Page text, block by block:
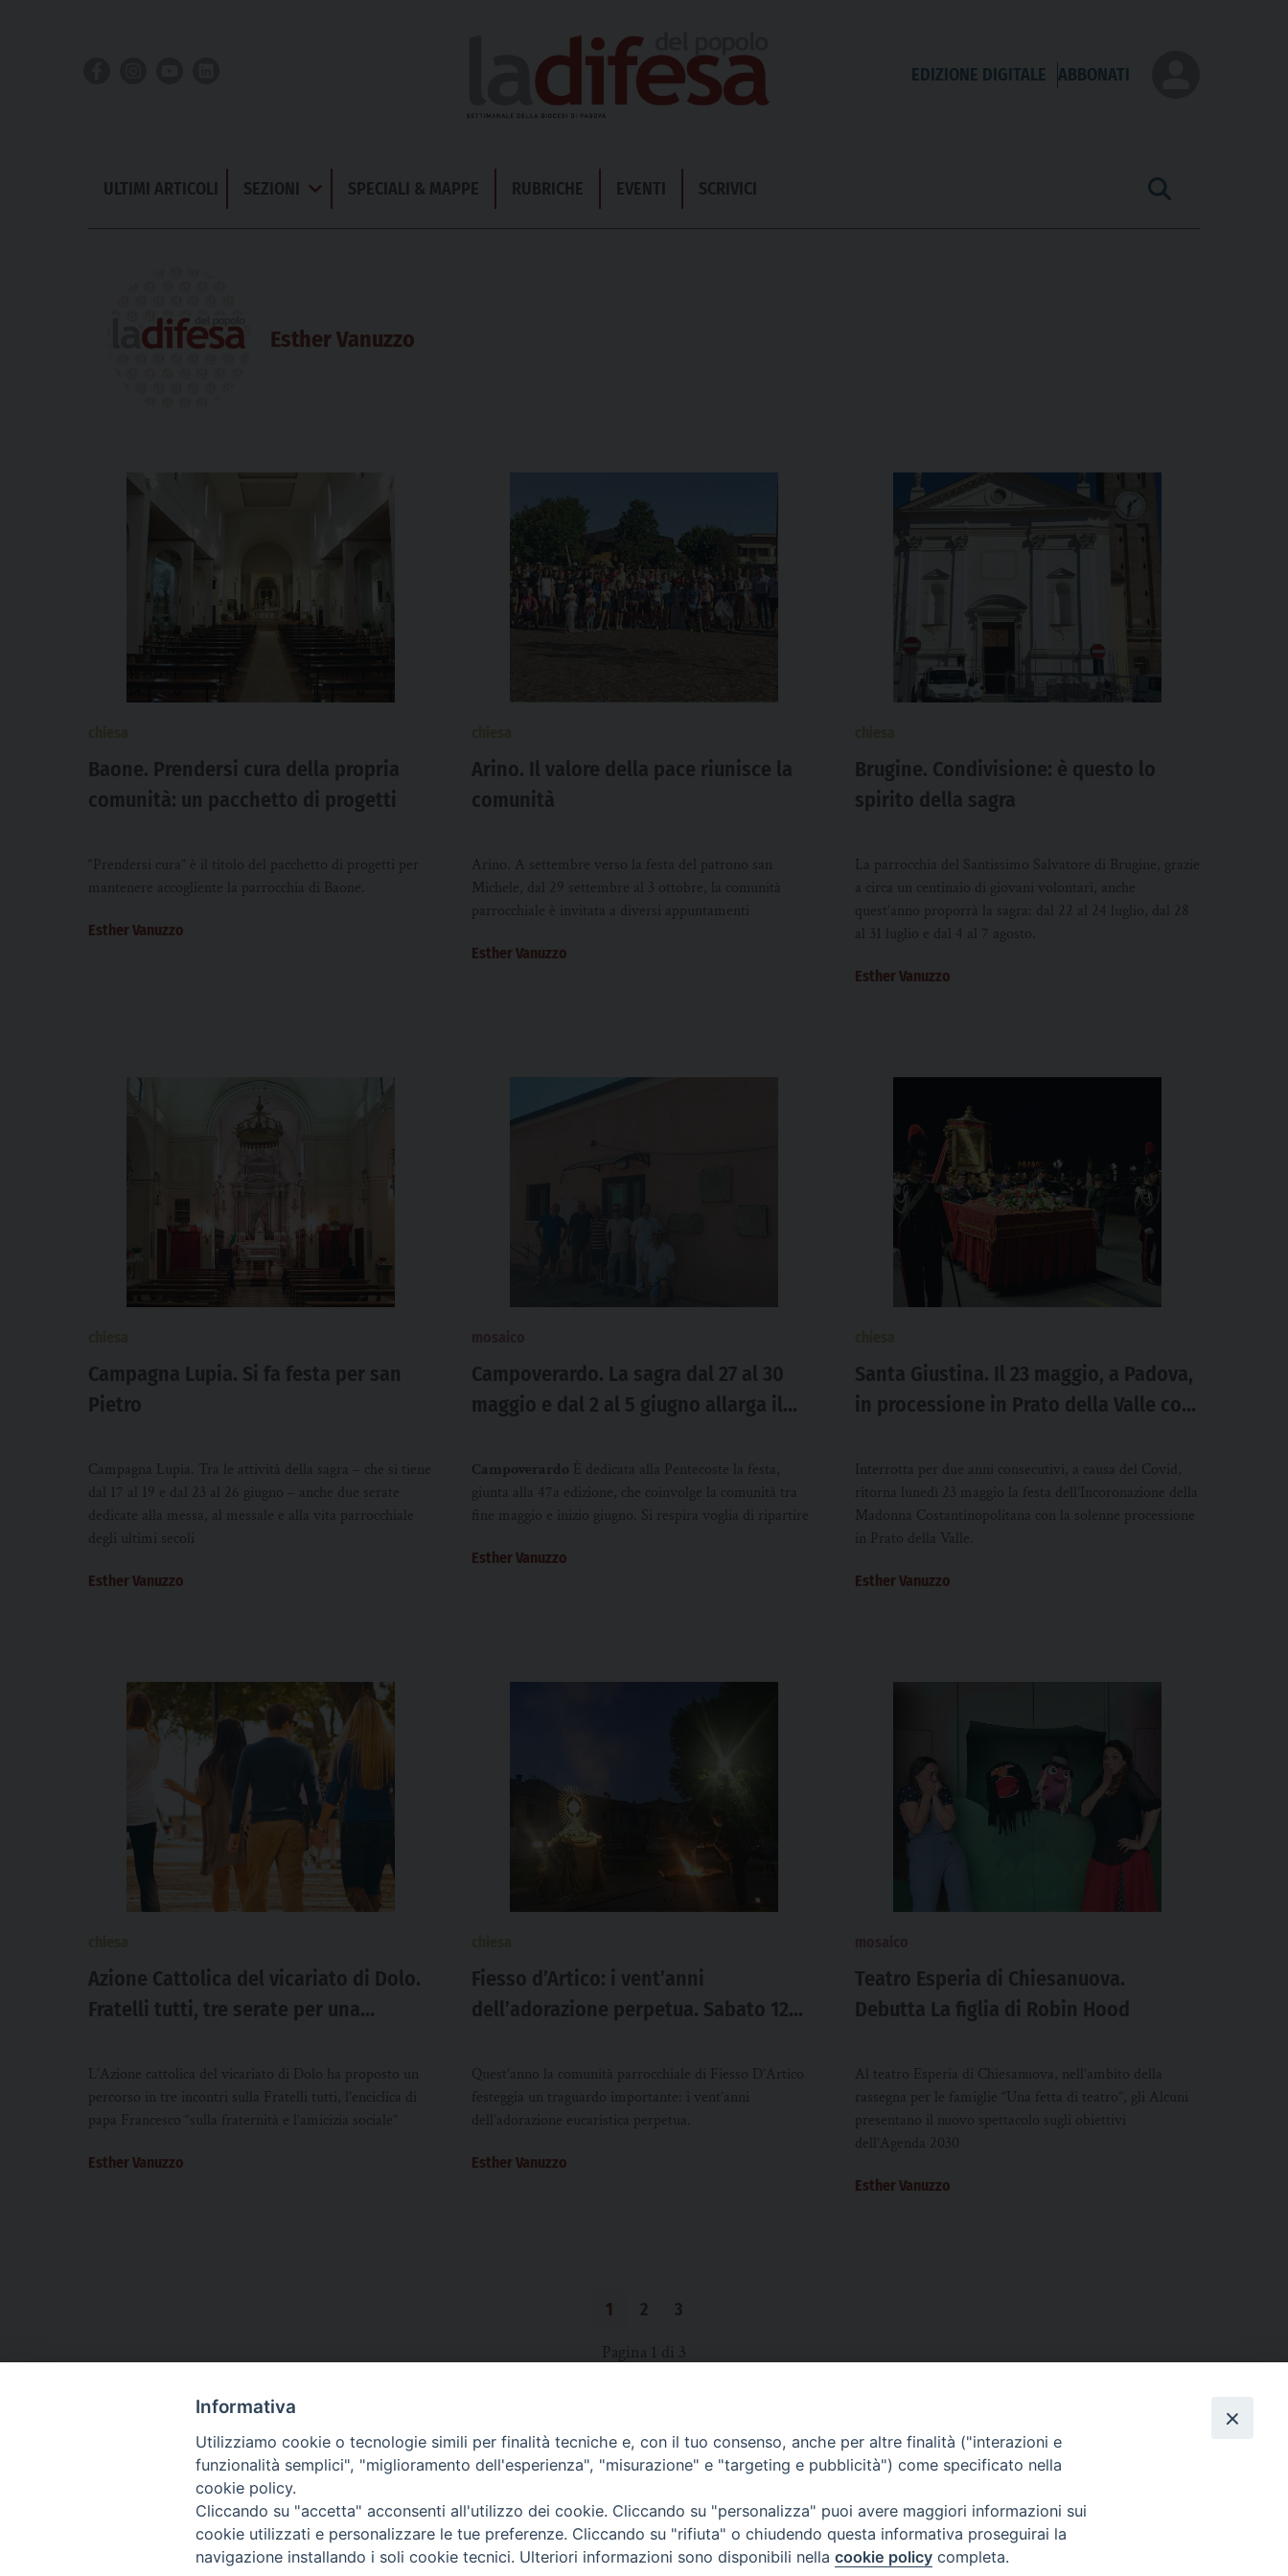
EDIZIONE DIGITALE ABBONATI
ULTIMI ARTICOLI SEZIONI
Apri
Menu
SPECIALI & MAPPE RUBRICHE EVENTI SCRIVICI
Esther Vanuzzo
Baone. Prendersi cura della propria
comunità: un pacchetto di progetti
“Prendersi cura” è il titolo del pacchetto di progetti per
mantenere accogliente la parrocchia di Baone.
Esther Vanuzzo
Arino. Il valore della pace riunisce la
comunità
Arino. A settembre verso la festa del patrono san
Michele, dal 29 settembre al 3 ottobre, la comunità
parrocchiale è invitata a diversi appuntamenti
Esther Vanuzzo
Brugine. Condivisione: è questo lo
spirito della sagra
La parrocchia del Santissimo Salvatore di Brugine, grazie
a circa un centinaio di giovani volontari, anche
quest’anno proporrà la sagra: dal 22 al 24 luglio, dal 28
al 31 luglio e dal 4 al 7 agosto.
Esther Vanuzzo
Campagna Lupia. Si fa festa per san
Pietro
Campagna Lupia. Tra le attività della sagra – che si tiene
dal 17 al 19 e dal 23 al 26 giugno – anche due serate
dedicate alla messa, al messale e alla vita parrocchiale
degli ultimi secoli
Esther Vanuzzo
Campoverardo. La sagra dal 27 al 30
maggio e dal 2 al 5 giugno allarga il
Campoverardo È dedicata alla Pentecoste la festa,
giunta alla 47a edizione, che coinvolge la comunità tra
fine maggio e inizio giugno. Si respira voglia di ripartire
Esther Vanuzzo
Santa Giustina. Il 23 maggio, a Padova,
in processione in Prato della Valle con
patavini
Interrotta per due anni consecutivi, a causa del Covid,
ritorna lunedì 23 maggio la festa dell’Incoronazione della
Madonna Costantinopolitana con la solenne processione
in Prato della Valle.
Esther Vanuzzo
Azione Cattolica del vicariato di Dolo.
Fratelli tutti, tre serate per una
L’Azione cattolica del vicariato di Dolo ha proposto un
percorso in tre incontri sulla Fratelli tutti, l’enciclica di
papa Francesco “sulla fraternità e l’amicizia sociale”
Esther Vanuzzo
Fiesso d’Artico: i vent’anni
dell’adorazione perpetua. Sabato 12
Quest’anno la comunità parrocchiale di Fiesso D’Artico
festeggia un traguardo importante: i vent’anni
dell’adorazione eucaristica perpetua.
Esther Vanuzzo
Teatro Esperia di Chiesanuova.
Debutta La figlia di Robin Hood
Al teatro Esperia di Chiesanuova, nell’ambito della
rassegna per le famiglie “Una fetta di teatro”, gli Alcuni
presentano il nuovo spettacolo sugli obiettivi
dell’Agenda 2030
Esther Vanuzzo
1 2 3
Pagina 1 di 3
AMMINISTRAZIONE TRASPARENTE SCRIVICI
La Difesa del Popolo percepisce i contributi pubblici all'editoria.
Informativa
Utilizziamo cookie o tecnologie simili per finalità tecniche e, con il tuo consenso, anche per altre finalità ("interazioni e
funzionalità semplici", "miglioramento dell'esperienza", "misurazione" e "targeting e pubblicità") come specificato nella
cookie policy.
Cliccando su "accetta" acconsenti all'utilizzo dei cookie. Cliccando su "personalizza" puoi avere maggiori informazioni sui
cookie utilizzati e personalizzare le tue preferenze. Cliccando su "rifiuta" o chiudendo questa informativa proseguirai la
navigazione installando i soli cookie tecnici. Ulteriori informazioni sono disponibili nella cookie policy completa.